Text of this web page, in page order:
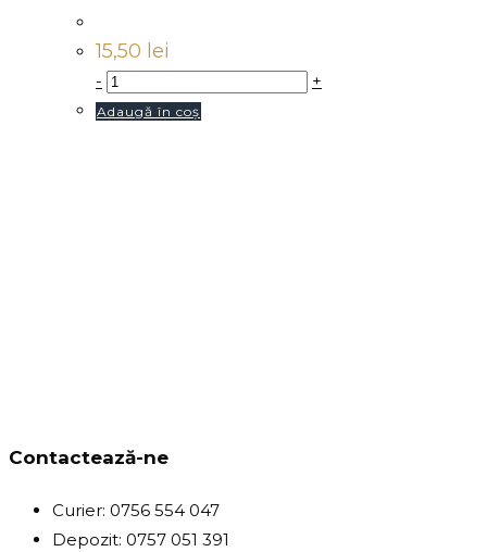
15,50 lei
- +
Adaugă în coș
Contactează-ne
Curier: 0756 554 047
Depozit: 0757 051 391